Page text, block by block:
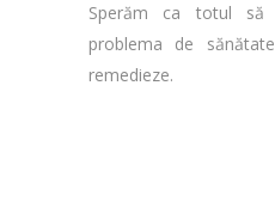
Sperăm ca totul
problema de
remedieze.